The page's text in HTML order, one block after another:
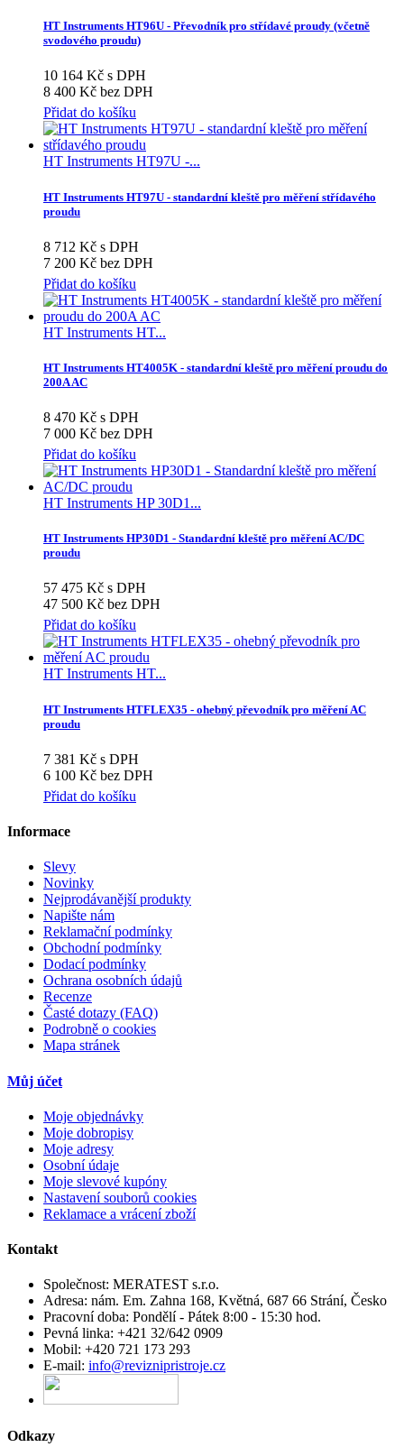
HT Instruments HT96U - Převodník pro střídavé proudy (včetně
svodového proudu)
10 164 Kč s DPH
8 400 Kč bez DPH
Přidat do košíku
HT Instruments HT97U -...
HT Instruments HT97U - standardní kleště pro měření střídavého
proudu
8 712 Kč s DPH
7 200 Kč bez DPH
Přidat do košíku
HT Instruments HT...
HT Instruments HT4005K - standardní kleště pro měření proudu do
200A AC
8 470 Kč s DPH
7 000 Kč bez DPH
Přidat do košíku
HT Instruments HP 30D1...
HT Instruments HP30D1 - Standardní kleště pro měření AC/DC
proudu
57 475 Kč s DPH
47 500 Kč bez DPH
Přidat do košíku
HT Instruments HT...
HT Instruments HTFLEX35 - ohebný převodník pro měření AC
proudu
7 381 Kč s DPH
6 100 Kč bez DPH
Přidat do košíku
Informace
Slevy
Novinky
Nejprodávanější produkty
Napište nám
Reklamační podmínky
Obchodní podmínky
Dodací podmínky
Ochrana osobních údajů
Recenze
Časté dotazy (FAQ)
Podrobně o cookies
Mapa stránek
Můj účet
Moje objednávky
Moje dobropisy
Moje adresy
Osobní údaje
Moje slevové kupóny
Nastavení souborů cookies
Reklamace a vrácení zboží
Kontakt
Společnost: MERATEST s.r.o.
Adresa: nám. Em. Zahna 168, Květná, 687 66 Strání, Česko
Pracovní doba: Pondělí - Pátek 8:00 - 15:30 hod.
Pevná linka: +421 32/642 0909
Mobil: +420 721 173 293
E-mail: info@reviznipristroje.cz
Odkazy